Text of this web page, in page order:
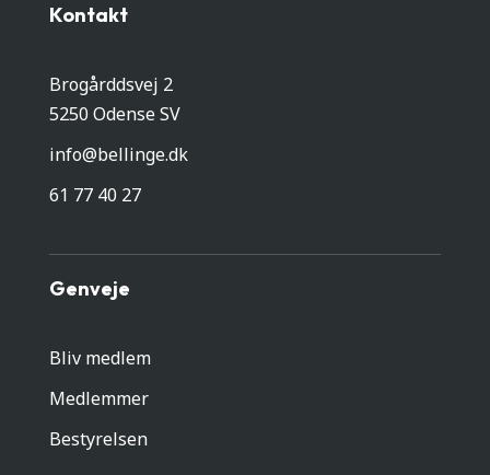
Kontakt
Brogårddsvej 2
5250 Odense SV
info@bellinge.dk
61 77 40 27
Genveje
Bliv medlem
Medlemmer
Bestyrelsen